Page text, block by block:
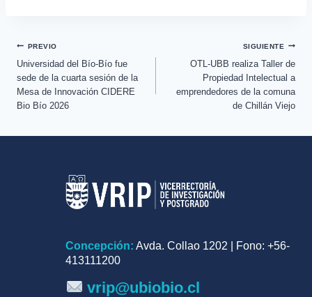
PREVIO
Universidad del Bío-Bío fue
sede de la cuarta sesión de la
Mesa de Innovación CIDERE
Bio Bío 2026
SIGUIENTE
OTL-UBB realiza Taller de
Propiedad Intelectual a
emprendedores de la comuna
de Chillán Viejo
Concepción: Avda. Collao 1202 | Fono: +56-
413111200
vrip@ubiobio.cl